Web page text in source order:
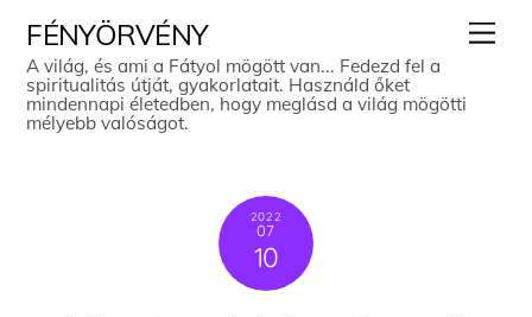
content
FÉNYÖRVÉNY
A világ, és ami a Fátyol mögött van... Fedezd fel a
spiritualitás útját, gyakorlatait. Használd őket
mindennapi életedben, hogy meglásd a világ mögötti
mélyebb valóságot.
2022
07
10